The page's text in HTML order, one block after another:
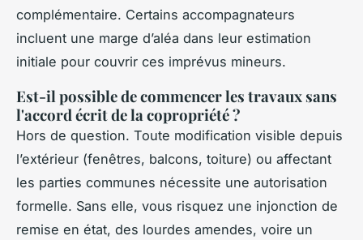
complémentaire. Certains accompagnateurs
incluent une marge d’aléa dans leur estimation
initiale pour couvrir ces imprévus mineurs.
Est-il possible de commencer les travaux sans
l'accord écrit de la copropriété ?
Hors de question. Toute modification visible depuis
l’extérieur (fenêtres, balcons, toiture) ou affectant
les parties communes nécessite une autorisation
formelle. Sans elle, vous risquez une injonction de
remise en état, des lourdes amendes, voire un